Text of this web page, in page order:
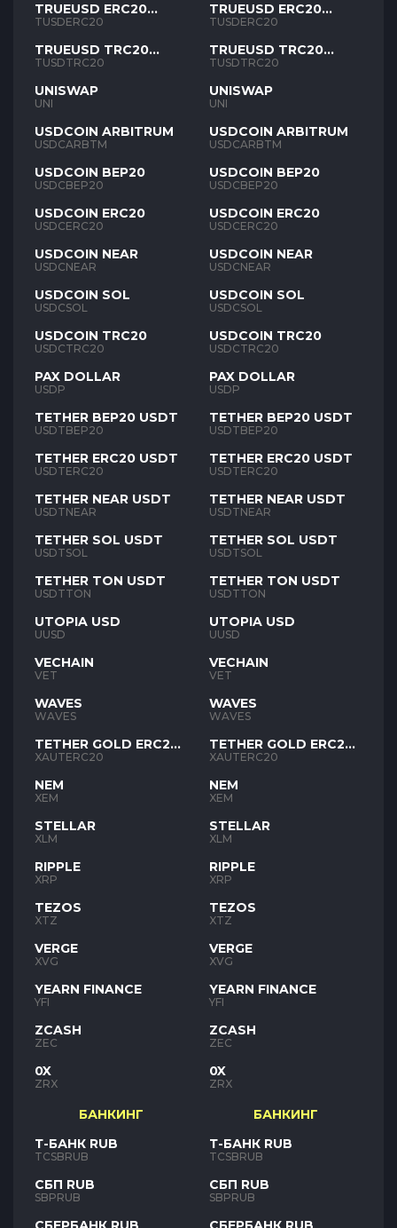
TRUEUSD ERC20
TUSD
TUSDERC20
TRUEUSD TRC20
TUSD
TUSDTRC20
UNISWAP
UNI
USDCOIN ARBITRUM
USDCARBTM
USDCOIN BEP20
USDCBEP20
USDCOIN ERC20
USDCERC20
USDCOIN NEAR
USDCNEAR
USDCOIN SOL
USDCSOL
USDCOIN TRC20
USDCTRC20
PAX DOLLAR
USDP
TETHER BEP20 USDT
USDTBEP20
TETHER ERC20 USDT
USDTERC20
TETHER NEAR USDT
USDTNEAR
TETHER SOL USDT
USDTSOL
TETHER TON USDT
USDTTON
UTOPIA USD
UUSD
VECHAIN
VET
WAVES
WAVES
TETHER GOLD ERC20
XAUT
XAUTERC20
NEM
XEM
STELLAR
XLM
RIPPLE
XRP
TEZOS
XTZ
VERGE
XVG
YEARN FINANCE
YFI
ZCASH
ZEC
0X
ZRX
БАНКИНГ
Т-БАНК RUB
TCSBRUB
СБП RUB
SBPRUB
TRUEUSD ERC20
TUSD
TUSDERC20
TRUEUSD TRC20
TUSD
TUSDTRC20
UNISWAP
UNI
USDCOIN ARBITRUM
USDCARBTM
USDCOIN BEP20
USDCBEP20
USDCOIN ERC20
USDCERC20
USDCOIN NEAR
USDCNEAR
USDCOIN SOL
USDCSOL
USDCOIN TRC20
USDCTRC20
PAX DOLLAR
USDP
TETHER BEP20 USDT
USDTBEP20
TETHER ERC20 USDT
USDTERC20
TETHER NEAR USDT
USDTNEAR
TETHER SOL USDT
USDTSOL
TETHER TON USDT
USDTTON
UTOPIA USD
UUSD
VECHAIN
VET
WAVES
WAVES
TETHER GOLD ERC20
XAUT
XAUTERC20
NEM
XEM
STELLAR
XLM
RIPPLE
XRP
TEZOS
XTZ
VERGE
XVG
YEARN FINANCE
YFI
ZCASH
ZEC
0X
ZRX
БАНКИНГ
Т-БАНК RUB
TCSBRUB
СБП RUB
SBPRUB